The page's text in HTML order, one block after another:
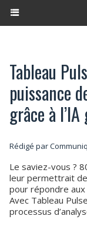
Tableau
puissance
grâce à
Rédigé par
Le saviez-vous ?
leur permettrait
pour répondre
Avec Tableau
processus